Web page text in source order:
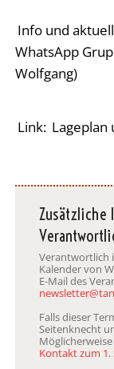
Info und
WhatsApp
Wolfgang)
Link: Lageplan
Zusätzliche
Verantwortlich
Kalender von
E-Mail des
Falls dieser
Seitenknecht
Kontakt zum